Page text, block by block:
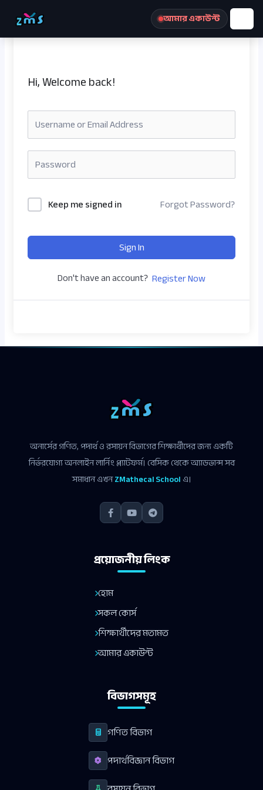
আমার একাউন্ট
Hi, Welcome back!
Keep me signed in Forgot Password?
Sign In
Don't have an account? Register Now
অনার্সের গণিত, পদার্থ ও রসায়ন বিভাগের শিক্ষার্থীদের জন্য একটি
নির্ভরযোগ্য অনলাইন লার্নিং প্ল্যাটফর্ম। বেসিক থেকে অ্যাডভান্স সব
সমাধান এখনZMathecal Schoolএ।
প্রয়োজনীয় লিংক
হোম
সকল কোর্স
শিক্ষার্থীদের মতামত
আমার একাউন্ট
বিভাগসমূহ
গণিত বিভাগ
পদার্থবিজ্ঞান বিভাগ